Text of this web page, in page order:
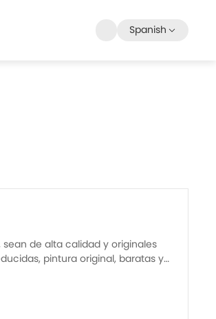
Spanish
de alta calidad y originales
pintura original, baratas y